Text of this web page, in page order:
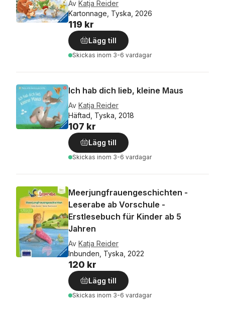
Av Katja Reider
Kartonnage, Tyska, 2026
119 kr
Lägg till
Skickas inom 3-6 vardagar
Ich hab dich lieb, kleine Maus
Av Katja Reider
Häftad, Tyska, 2018
107 kr
Lägg till
Skickas inom 3-6 vardagar
Meerjungfrauengeschichten -
Leserabe ab Vorschule -
Erstlesebuch für Kinder ab 5
Jahren
Av Katja Reider
Inbunden, Tyska, 2022
120 kr
Lägg till
Skickas inom 3-6 vardagar